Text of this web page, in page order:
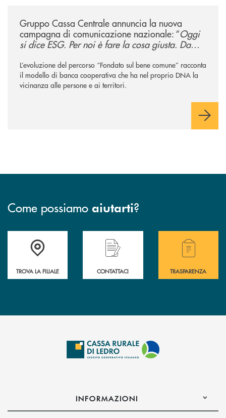
Gruppo Cassa Centrale annuncia la nuova
campagna di comunicazione nazionale: “Oggi
si dice ESG. Per noi è fare la cosa giusta. Da
L’evoluzione del percorso “Fondato sul bene comune” racconta
il modello di banca cooperativa che ha nel proprio DNA la
vicinanza alle persone e ai territori.
Come possiamo aiutarti?
Accedi all' elenco completo delle filiali .
TROVA LA FILIALE
Hai bisogno di assistenza immediata?
CONTATTACI
Hai bisogno di
TRASPARENZA
INFORMAZIONI